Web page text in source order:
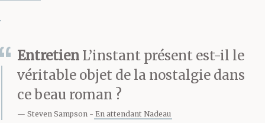
différence entre un
métier et une vocation,
a-t-il dit, vous ne savez
Entretien L’instant présent est-il le
véritable objet de la nostalgie dans
ce beau roman ?
Steven Sampson En attendant Nadeau